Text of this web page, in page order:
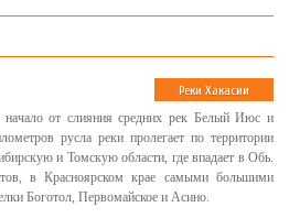
Реки Хакасии
от слияния средних рек Белый Июс и
русла реки пролегает по территории
и Томскую области, где впадает в Обь.
в Красноярском крае самыми большими
Боготол, Первомайское и Асино.